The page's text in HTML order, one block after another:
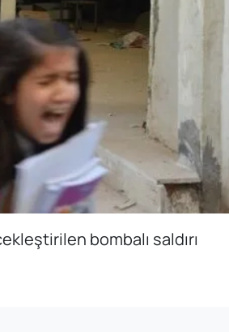
bombalı saldırı